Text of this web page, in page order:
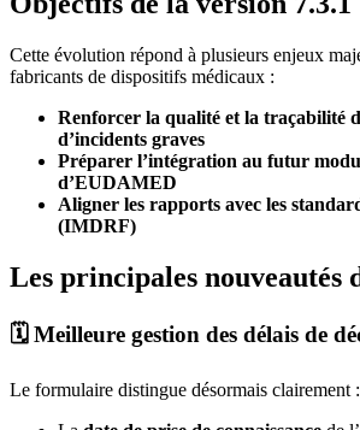
Cette évolution répond à plusieurs enjeux
fabricants de dispositifs médicaux :
Renforcer la qualité et la traçabilité
d’incidents graves
Préparer l’intégration au futur
d’EUDAMED
Aligner les rapports avec les
(IMDRF)
Les principales nouveautés
🗓️ Meilleure gestion des délais de
Le formulaire distingue désormais clairement :